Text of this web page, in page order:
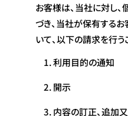
お客様は、当社に対し
づき、当社が保有する
いて、以下の請求を行う
利用目的の通知
開示
内容の訂正、追加